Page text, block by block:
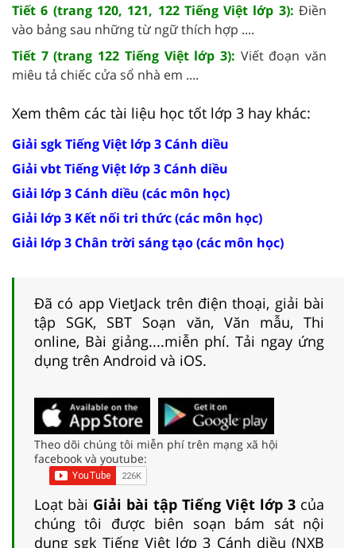
Tiết 6 (trang 120, 121, 122 Tiếng Việt lớp 3): Điền
vào bảng sau những từ ngữ thích hợp ....
Tiết 7 (trang 122 Tiếng Việt lớp 3): Viết đoạn văn
miêu tả chiếc cửa sổ nhà em ....
Xem thêm các tài liệu học tốt lớp 3 hay khác:
Giải sgk Tiếng Việt lớp 3 Cánh diều
Giải vbt Tiếng Việt lớp 3 Cánh diều
Giải lớp 3 Cánh diều (các môn học)
Giải lớp 3 Kết nối tri thức (các môn học)
Giải lớp 3 Chân trời sáng tạo (các môn học)
Đã có app VietJack trên điện thoại, giải bài
tập SGK, SBT Soạn văn, Văn mẫu, Thi
online, Bài giảng....miễn phí. Tải ngay ứng
dụng trên Android và iOS.
Theo dõi chúng tôi miễn phí trên mạng xã hội
facebook và youtube:
Loạt bài Giải bài tập Tiếng Việt lớp 3 của
chúng tôi được biên soạn bám sát nội
dung sgk Tiếng Việt lớp 3 Cánh diều (NXB